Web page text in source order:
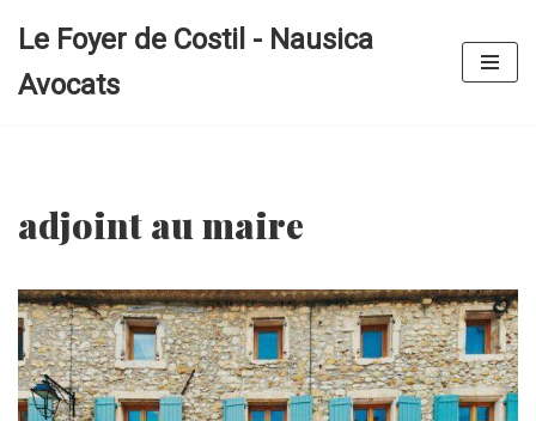
au
Le Foyer de Costil - Nausica
Avocats
adjoint au maire